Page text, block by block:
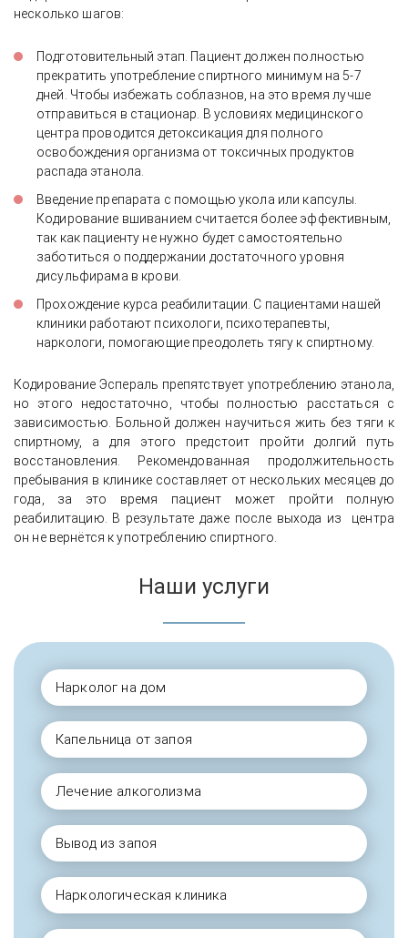
несколько шагов:
Подготовительный этап. Пациент должен полностью
прекратить употребление спиртного минимум на 5-7
дней. Чтобы избежать соблазнов, на это время лучше
отправиться в стационар. В условиях медицинского
центра проводится детоксикация для полного
освобождения организма от токсичных продуктов
распада этанола.
Введение препарата с помощью укола или капсулы.
Кодирование вшиванием считается более эффективным,
так как пациенту не нужно будет самостоятельно
заботиться о поддержании достаточного уровня
дисульфирама в крови.
Прохождение курса реабилитации. С пациентами нашей
клиники работают психологи, психотерапевты,
наркологи, помогающие преодолеть тягу к спиртному.
Кодирование Эспераль препятствует употреблению этанола,
но этого недостаточно, чтобы полностью расстаться с
зависимостью. Больной должен научиться жить без тяги к
спиртному, а для этого предстоит пройти долгий путь
восстановления. Рекомендованная продолжительность
пребывания в клинике составляет от нескольких месяцев до
года, за это время пациент может пройти полную
реабилитацию. В результате даже после выхода из центра
он не вернётся к употреблению спиртного.
Наши услуги
Нарколог на дом
Капельница от запоя
Лечение алкоголизма
Вывод из запоя
Наркологическая клиника